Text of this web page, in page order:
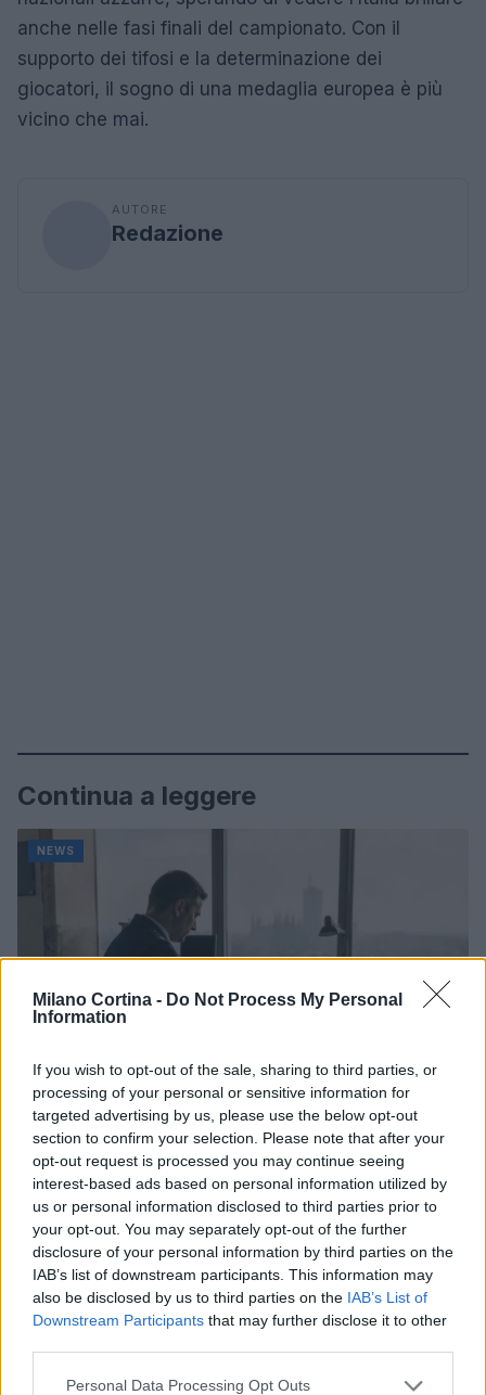
Milano Cortina - Do Not Process My Personal
Information
If you wish to opt-out of the sale, sharing to third parties, or
processing of your personal or sensitive information for
targeted advertising by us, please use the below opt-out
section to confirm your selection. Please note that after your
opt-out request is processed you may continue seeing
interest-based ads based on personal information utilized by
us or personal information disclosed to third parties prior to
your opt-out. You may separately opt-out of the further
disclosure of your personal information by third parties on the
IAB’s list of downstream participants. This information may
also be disclosed by us to third parties on the IAB’s List of
Downstream Participants that may further disclose it to other
Please note that this website/app uses one or more Google
Personal Data Processing Opt Outs
anche nelle fasi finali del campionato. Con il
supporto dei tifosi e la determinazione dei
giocatori, il sogno di una medaglia europea è più
vicino che mai.
AUTORE
Redazione
Continua a leggere
NEWS
Arrestati cinque agenti della polizia locale di Milano: le
accuse e i dettagli
Alessandro Tassinari · 7 Ago 2026
NEWS